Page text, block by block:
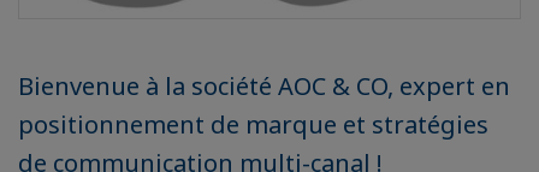
Bienvenue à la société AOC & CO, expert en
positionnement de marque et stratégies
de communication multi-canal !